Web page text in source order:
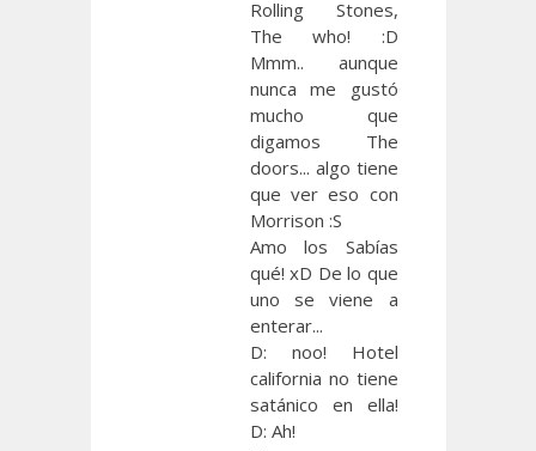
Rolling Stones,
The who! :D
Mmm.. aunque
nunca me gustó
mucho que
digamos The
doors... algo tiene
que ver eso con
Morrison :S
Amo los Sabías
qué! xD De lo que
uno se viene a
enterar...
D: noo! Hotel
california no tiene
satánico en ella!
D: Ah!